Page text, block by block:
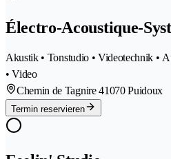
Électro-Acoustique-
Akustik • Tonstudio • Videotechnik •
• Video
Chemin de Tagnire 41070 Puidoux
Termin reservieren